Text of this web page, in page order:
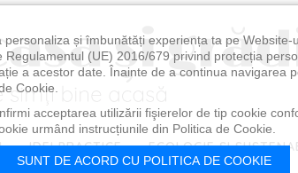
IDEI PRACTICE ECOLOGIE ȘI
și îmbunătăți experiența ta pe
(UE) 2016/679 privind protecția
a acestor date. Înainte de a continua navigarea
Cookie.
acceptarea utilizării fişierelor de tip cookie
urmând instrucțiunile din Politica de Cookie.
SUNT DE ACORD CU POLITICA DE COOKIE